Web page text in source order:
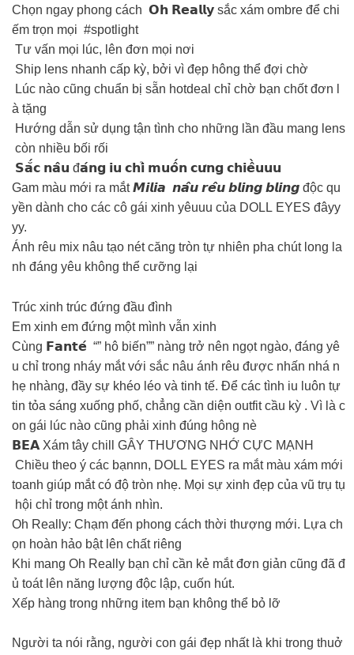
Chọn ngay phong cách 𝗢𝗵 𝗥𝗲𝗮𝗹𝗹𝘆 sắc xám ombre để chi
ếm trọn mọi #spotlight
Tư vấn mọi lúc, lên đơn mọi nơi
Ship lens nhanh cấp kỳ, bởi vì đẹp hông thể đợi chờ
Lúc nào cũng chuẩn bị sẵn hotdeal chỉ chờ bạn chốt đơn l
à tặng
Hướng dẫn sử dụng tận tình cho những lần đầu mang lens
còn nhiều bối rối
𝗦𝗮̆́𝗰 𝗻𝗮̂𝘂 đ𝗮́𝗻𝗴 𝗶𝘂 𝗰𝗵𝗶̉ 𝗺𝘂𝗼̂́𝗻 𝗰𝘂̛𝗻𝗴 𝗰𝗵𝗶𝗲̂̀𝘂𝘂𝘂
Gam màu mới ra mắt 𝙈𝙞𝙡𝙞𝙖 𝙣𝙖̂𝙪 𝙧𝙚̂𝙪 𝙗𝙡𝙞𝙣𝙜 𝙗𝙡𝙞𝙣𝙜 độc qu
yền dành cho các cô gái xinh yêuuu của DOLL EYES đâyy
yy.
Ánh rêu mix nâu tạo nét căng tròn tự nhiên pha chút long la
nh đáng yêu không thể cưỡng lại
Trúc xinh trúc đứng đầu đình
Em xinh em đứng một mình vẫn xinh
Cùng 𝗙𝗮𝗻𝘁𝗲́ “” hô biến”” nàng trở nên ngọt ngào, đáng yê
u chỉ trong nháy mắt với sắc nâu ánh rêu được nhấn nhá n
hẹ nhàng, đầy sự khéo léo và tinh tế. Để các tình iu luôn tự
tin tỏa sáng xuống phố, chẳng cần diện outfit cầu kỳ . Vì là c
on gái lúc nào cũng phải xinh đúng hông nè
𝗕𝗘𝗔 Xám tây chill GÂY THƯƠNG NHỚ CỰC MẠNH
️ Chiều theo ý các bạnnn, DOLL EYES ra mắt màu xám mới
toanh giúp mắt có độ tròn nhẹ. Mọi sự xinh đẹp của vũ trụ tụ
hội chỉ trong một ánh nhìn.
Oh Really: Chạm đến phong cách thời thượng mới. Lựa ch
ọn hoàn hảo bật lên chất riêng
Khi mang Oh Really bạn chỉ cần kẻ mắt đơn giản cũng đã đ
ủ toát lên năng lượng độc lập, cuốn hút.
Xếp hàng trong những item bạn không thể bỏ lỡ
Người ta nói rằng, người con gái đẹp nhất là khi trong thuở